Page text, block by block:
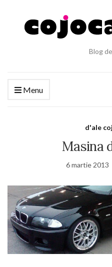
Blog
Menu
d'ale
Masina
6 martie 2013